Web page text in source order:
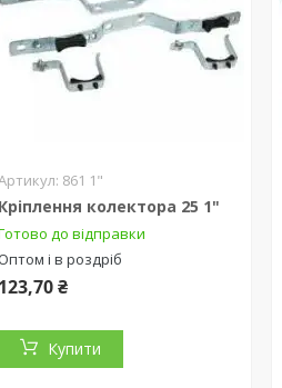
861 1"
Кріплення колектора 25 1"
до відправки
Оптом і в роздріб
123,70 ₴
Купити